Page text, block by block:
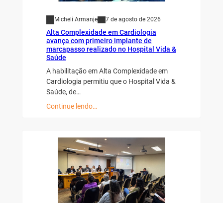
Micheli Armanje 7 de agosto de 2026
Alta Complexidade em Cardiologia
avança com primeiro implante de
marcapasso realizado no Hospital Vida &
Saúde
A habilitação em Alta Complexidade em
Cardiologia permitiu que o Hospital Vida &
Saúde, de…
Continue lendo…